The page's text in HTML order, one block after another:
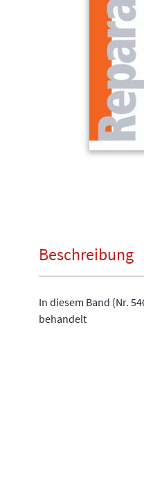
Beschreibung
In diesem Band (Nr.
behandelt